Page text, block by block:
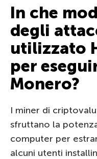
In che
degli
utilizzato
per
Monero?
I miner di
sfruttano la
computer per
alcuni utenti